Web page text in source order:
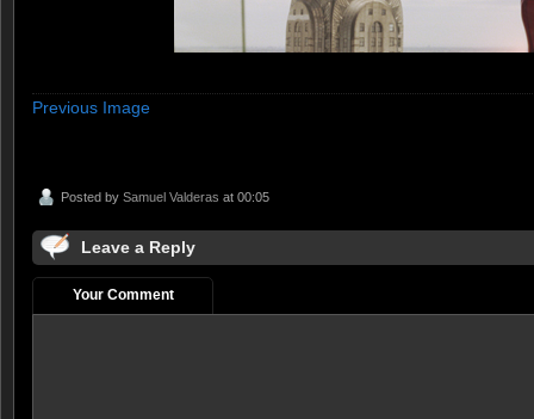
Previous Image
Posted by Samuel Valderas at 00:05
Leave a Reply
Your Comment